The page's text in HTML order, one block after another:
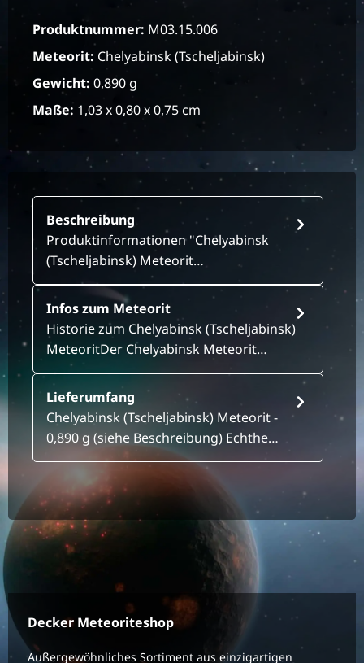
Produktnummer: M03.15.006
Meteorit: Chelyabinsk (Tscheljabinsk)
Gewicht: 0,890 g
Maße: 1,03 x 0,80 x 0,75 cm
Beschreibung
Produktinformationen "Chelyabinsk
(Tscheljabinsk) Meteorit…
Infos zum Meteorit
Historie zum Chelyabinsk (Tscheljabinsk)
MeteoritDer Chelyabinsk Meteorit…
Lieferumfang
Chelyabinsk (Tscheljabinsk) Meteorit -
0,890 g (siehe Beschreibung) Echthe…
Decker Meteoriteshop
Außergewöhnliches Sortiment aus einzigartigen